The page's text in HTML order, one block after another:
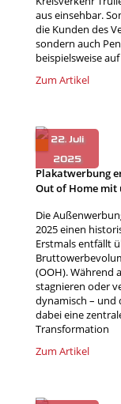
aus einsehbar.
die Kunden des
sondern auch
beispielsweise
Zum Artikel
Plakatwerbung
Out of Home mit
Die
2025 einen
Erstmals entfällt
(OOH). Während
stagnieren oder
dynamisch – und
dabei eine
Transformation
Zum Artikel